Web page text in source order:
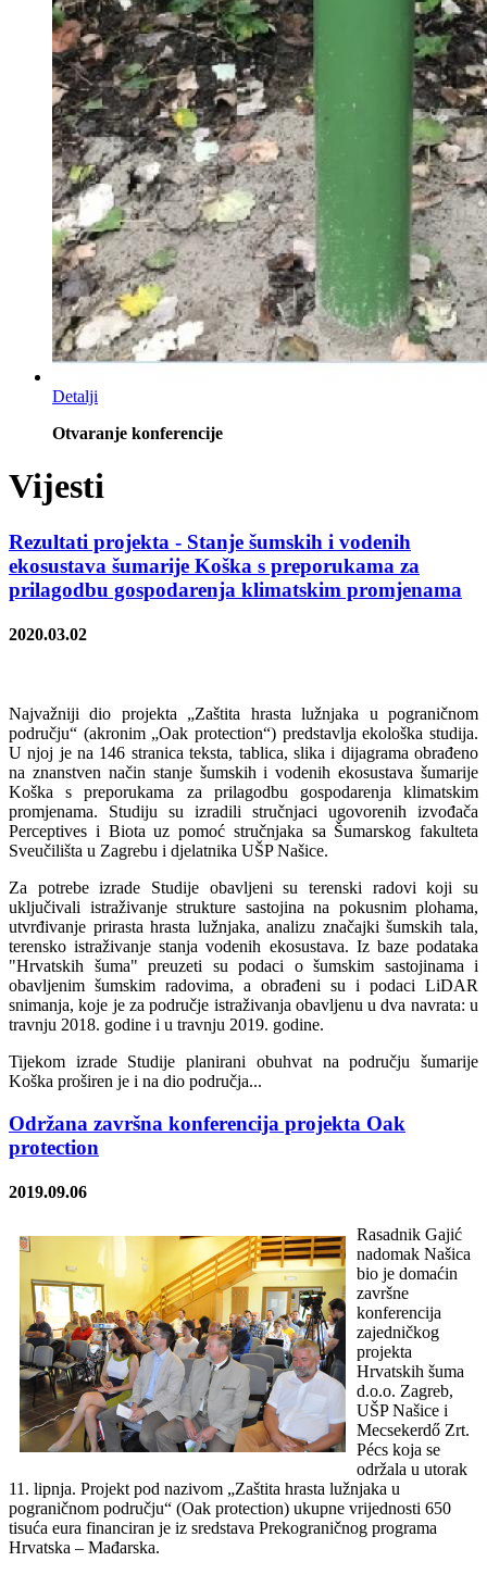
Detalji
Otvaranje konferencije
Vijesti
Rezultati projekta - Stanje šumskih i vodenih
ekosustava šumarije Koška s preporukama za
prilagodbu gospodarenja klimatskim promjenama
2020.03.02
Najvažniji dio projekta „Zaštita hrasta lužnjaka u pograničnom
području“ (akronim „Oak protection“) predstavlja ekološka studija.
U njoj je na 146 stranica teksta, tablica, slika i dijagrama obrađeno
na znanstven način stanje šumskih i vodenih ekosustava šumarije
Koška s preporukama za prilagodbu gospodarenja klimatskim
promjenama. Studiju su izradili stručnjaci ugovorenih izvođača
Perceptives i Biota uz pomoć stručnjaka sa Šumarskog fakulteta
Sveučilišta u Zagrebu i djelatnika UŠP Našice.
Za potrebe izrade Studije obavljeni su terenski radovi koji su
uključivali istraživanje strukture sastojina na pokusnim plohama,
utvrđivanje prirasta hrasta lužnjaka, analizu značajki šumskih tala,
terensko istraživanje stanja vodenih ekosustava. Iz baze podataka
"Hrvatskih šuma" preuzeti su podaci o šumskim sastojinama i
obavljenim šumskim radovima, a obrađeni su i podaci LiDAR
snimanja, koje je za područje istraživanja obavljenu u dva navrata: u
travnju 2018. godine i u travnju 2019. godine.
Tijekom izrade Studije planirani obuhvat na području šumarije
Koška proširen je i na dio područja...
Održana završna konferencija projekta Oak
protection
2019.09.06
Rasadnik Gajić
nadomak Našica
bio je domaćin
završne
konferencija
zajedničkog
projekta
Hrvatskih šuma
d.o.o. Zagreb,
UŠP Našice i
Mecsekerdő Zrt.
Pécs koja se
održala u utorak
11. lipnja. Projekt pod nazivom „Zaštita hrasta lužnjaka u
pograničnom području“ (Oak protection) ukupne vrijednosti 650
tisuća eura financiran je iz sredstava Prekograničnog programa
Hrvatska – Mađarska.